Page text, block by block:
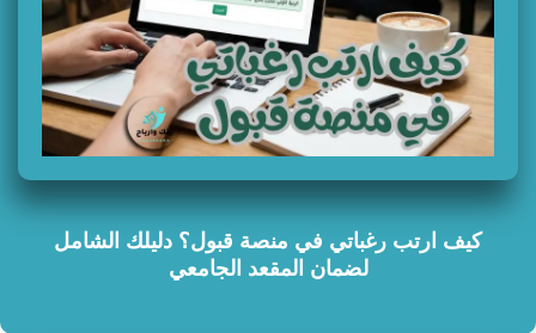
كيف ارتب رغباتي في منصة قبول؟ دليلك الشامل
لضمان المقعد الجامعي